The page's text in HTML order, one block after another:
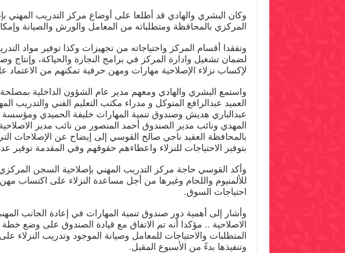
وكان البشري والهادي قد أطلعا على أوضاع مركز التدريب المهني
المركزي بالمحافظة ومتطلباته من المعامل والورش والصيانة
وتفقدا أقسام المركز واحتياجاته من تجهيزات وكذا توفير مواد
لضمان تشغيل وادارة المركز في برامج النجارة والحياكة، وإنتاج
لإكساب نزلاء الإصلاحية مهارات ومهن حرفية تمكنهم من الاعتماد
واستمع البشري والهادي ومعهم مدير عام الشؤون الداخلية بمصلحة
العميد عبدالرافع المتوكل و مدراء مكتب التعليم الفني والتدريب
عبدالباري هديش وصندوق تنمية المهارات خليفة الحميدي ومؤسسة
المهدي ونائب مدير الصندوق أحمد المنصور من نائب مدير
بالمحافظة العقيد ناجي صالح القوسي إلى إيضاح عن الإصلاحات التي
بتوفير الاحتياجات للنزلاء واعطاءهم حقوقهم وفي المقدمة توفير
وأكد القوسي حاجة مركز التدريب المهني بإصلاحية السجن
للألمنيوم واللحام وغيرها من أجل مساعدة النزلاء على اكتساب
احتياجات السوق.
وأشار إلى أهمية دور صندوق تنمية المهارات في إعادة الجانب
الاصلاحية .. مؤكدا أنه تم الاتفاق مع قيادة الصندوق على وضع
المتطلبات والاحتياجات للمعامل وصيانة الموجود وتدريب النزلاء
وتنفيذها بدءً من الأسبوع المقبل.